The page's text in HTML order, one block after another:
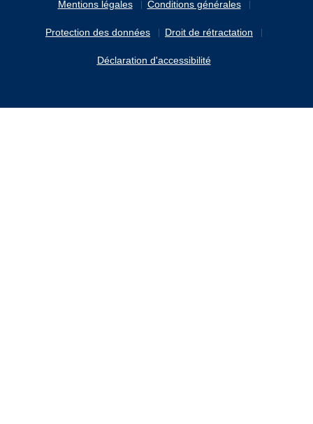
Mentions légales Conditions générales
Protection des données Droit de rétractation
Déclaration d'accessibilité